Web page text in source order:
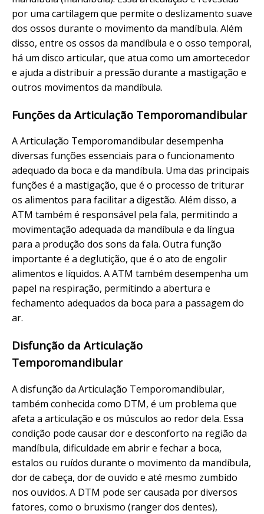
por uma cartilagem que permite o deslizamento suave
dos ossos durante o movimento da mandíbula. Além
disso, entre os ossos da mandíbula e o osso temporal,
há um disco articular, que atua como um amortecedor
e ajuda a distribuir a pressão durante a mastigação e
outros movimentos da mandíbula.
Funções da Articulação Temporomandibular
A Articulação Temporomandibular desempenha
diversas funções essenciais para o funcionamento
adequado da boca e da mandíbula. Uma das principais
funções é a mastigação, que é o processo de triturar
os alimentos para facilitar a digestão. Além disso, a
ATM também é responsável pela fala, permitindo a
movimentação adequada da mandíbula e da língua
para a produção dos sons da fala. Outra função
importante é a deglutição, que é o ato de engolir
alimentos e líquidos. A ATM também desempenha um
papel na respiração, permitindo a abertura e
fechamento adequados da boca para a passagem do
ar.
Disfunção da Articulação
Temporomandibular
A disfunção da Articulação Temporomandibular,
também conhecida como DTM, é um problema que
afeta a articulação e os músculos ao redor dela. Essa
condição pode causar dor e desconforto na região da
mandíbula, dificuldade em abrir e fechar a boca,
estalos ou ruídos durante o movimento da mandíbula,
dor de cabeça, dor de ouvido e até mesmo zumbido
nos ouvidos. A DTM pode ser causada por diversos
fatores, como o bruxismo (ranger dos dentes),